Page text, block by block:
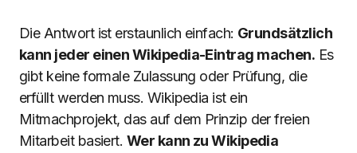
Die Antwort ist erstaunlich einfach: Grundsätzlich
kann jeder einen Wikipedia-Eintrag machen. Es
gibt keine formale Zulassung oder Prüfung, die
erfüllt werden muss. Wikipedia ist ein
Mitmachprojekt, das auf dem Prinzip der freien
Mitarbeit basiert. Wer kann zu Wikipedia